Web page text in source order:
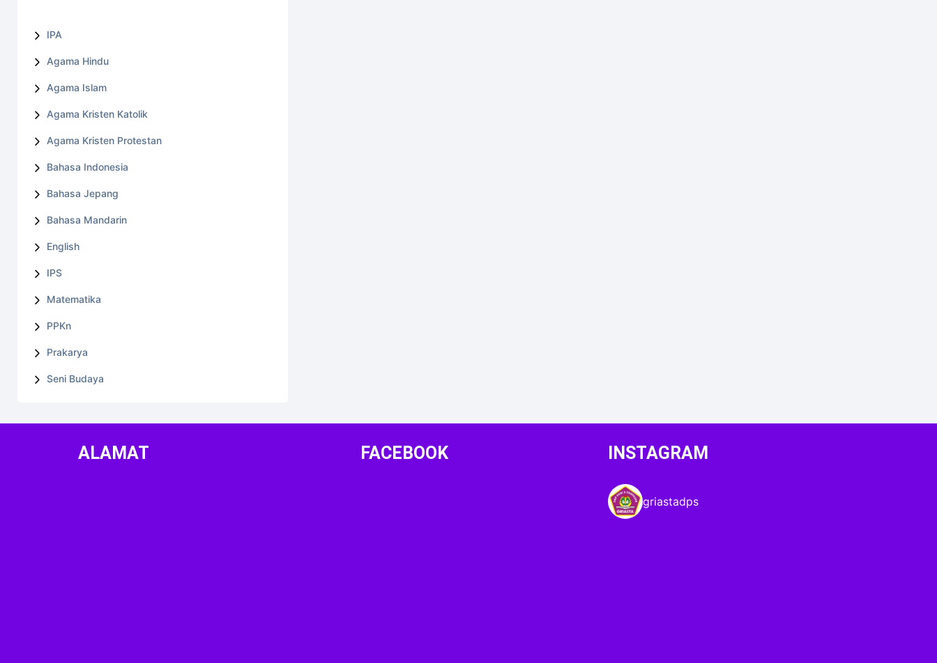
IPA
Agama Hindu
Agama Islam
Agama Kristen Katolik
Agama Kristen Protestan
Bahasa Indonesia
Bahasa Jepang
Bahasa Mandarin
English
IPS
Matematika
PPKn
Prakarya
Seni Budaya
ALAMAT FACEBOOK INSTAGRAM
griastadps